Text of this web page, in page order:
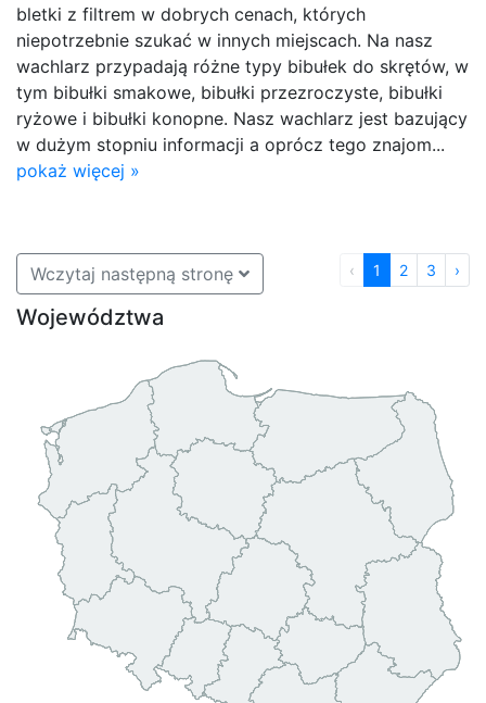
bletki z filtrem w dobrych cenach, których
niepotrzebnie szukać w innych miejscach. Na nasz
wachlarz przypadają różne typy bibułek do skrętów, w
tym bibułki smakowe, bibułki przezroczyste, bibułki
ryżowe i bibułki konopne. Nasz wachlarz jest bazujący
w dużym stopniu informacji a oprócz tego znajom...
pokaż więcej »
Wczytaj następną stronę ‹ 1 2 3 ›
Województwa